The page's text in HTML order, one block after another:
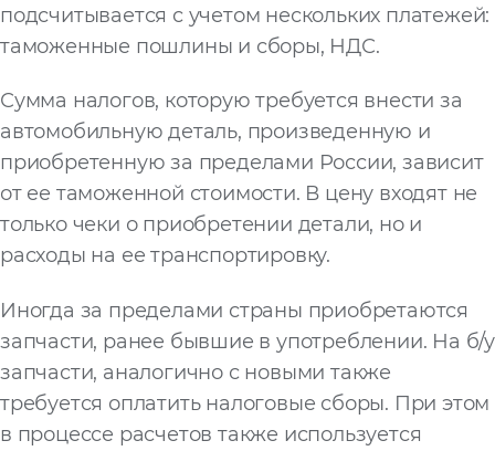
подсчитывается с учетом нескольких платежей:
таможенные пошлины и сборы, НДС.
Сумма налогов, которую требуется внести за
автомобильную деталь, произведенную и
приобретенную за пределами России, зависит
от ее таможенной стоимости. В цену входят не
только чеки о приобретении детали, но и
расходы на ее транспортировку.
Иногда за пределами страны приобретаются
запчасти, ранее бывшие в употреблении. На б/у
запчасти, аналогично с новыми также
требуется оплатить налоговые сборы. При этом
в процессе расчетов также используется